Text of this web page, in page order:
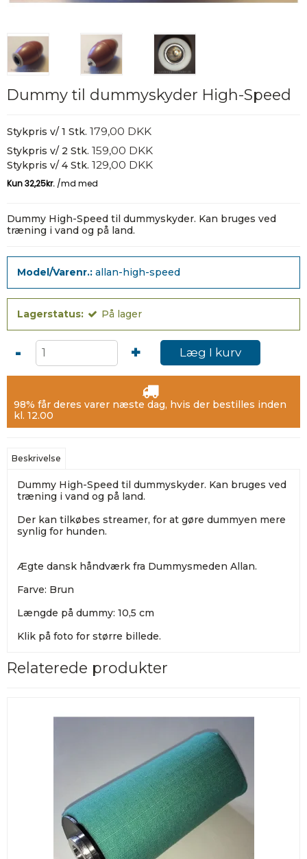
Dummy til dummyskyder High-Speed
Stykpris v/ 1 Stk. 179,00 DKK
Stykpris v/ 2 Stk. 159,00 DKK
Stykpris v/ 4 Stk. 129,00 DKK
Dummy High-Speed til dummyskyder. Kan bruges ved
træning i vand og på land.
Model/Varenr.: allan-high-speed
Lagerstatus: På lager
- + Læg I kurv
98% får deres varer næste dag, hvis der bestilles inden
kl. 12.00
Beskrivelse
Dummy High-Speed til dummyskyder. Kan bruges ved
træning i vand og på land.
Der kan tilkøbes streamer, for at gøre dummyen mere
synlig for hunden.
Ægte dansk håndværk fra Dummysmeden Allan.
Farve: Brun
Længde på dummy: 10,5 cm
Klik på foto for større billede.
Relaterede produkter